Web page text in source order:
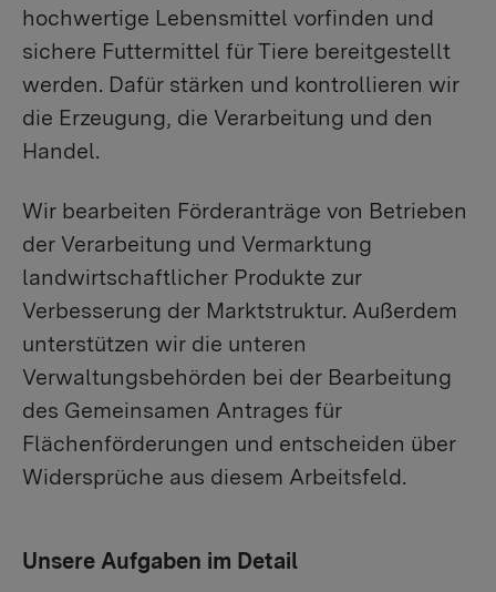
hochwertige Lebensmittel vorfinden und
sichere Futtermittel für Tiere bereitgestellt
werden. Dafür stärken und kontrollieren wir
die Erzeugung, die Verarbeitung und den
Handel.
Wir bearbeiten Förderanträge von Betrieben
der Verarbeitung und Vermarktung
landwirtschaftlicher Produkte zur
Verbesserung der Marktstruktur. Außerdem
unterstützen wir die unteren
Verwaltungsbehörden bei der Bearbeitung
des Gemeinsamen Antrages für
Flächenförderungen und entscheiden über
Widersprüche aus diesem Arbeitsfeld.
Unsere Aufgaben im Detail